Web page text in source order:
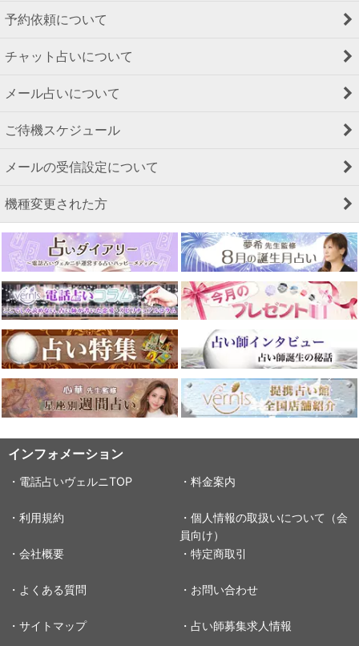
予約依頼について
チャット占いについて
メール占いについて
ご待機スケジュール
メールの受信設定について
機種変更された方
インフォメーション
・電話占いヴェルニTOP ・料金案内
・利用規約
・個人情報の取扱いについて（会
員向け）
・会社概要
・特定商取引
・よくある質問 ・お問い合わせ
・サイトマップ ・占い師募集求人情報